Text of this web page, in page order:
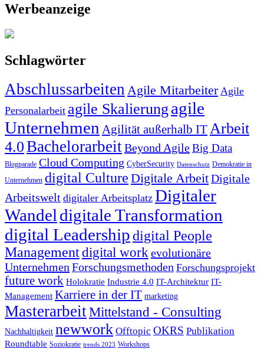
Werbeanzeige
Schlagwörter
Abschlussarbeiten Agile Mitarbeiter Agile
Personalarbeit agile Skalierung agile
Unternehmen Agilität außerhalb IT Arbeit
4.0BachelorarbeitBeyond AgileBig Data
Blogparade Cloud Computing CyberSecurity Datenschutz Demokratie in
Unternehmen digital Culture Digitale ArbeitDigitale
Arbeitswelt digitaler Arbeitsplatz Digitaler
Wandel digitale Transformation
digital Leadershipdigital People
Managementdigital work evolutionäre
Unternehmen Forschungsmethoden Forschungsprojekt
future work Holokratie Industrie 4.0 IT-Architektur IT-
Management Karriere in der IT marketing
MasterarbeitMittelstand - Consulting
Nachhaltigkeit newwork Offtopic OKRS Publikation
Roundtable Soziokratie trends 2023 Workshops